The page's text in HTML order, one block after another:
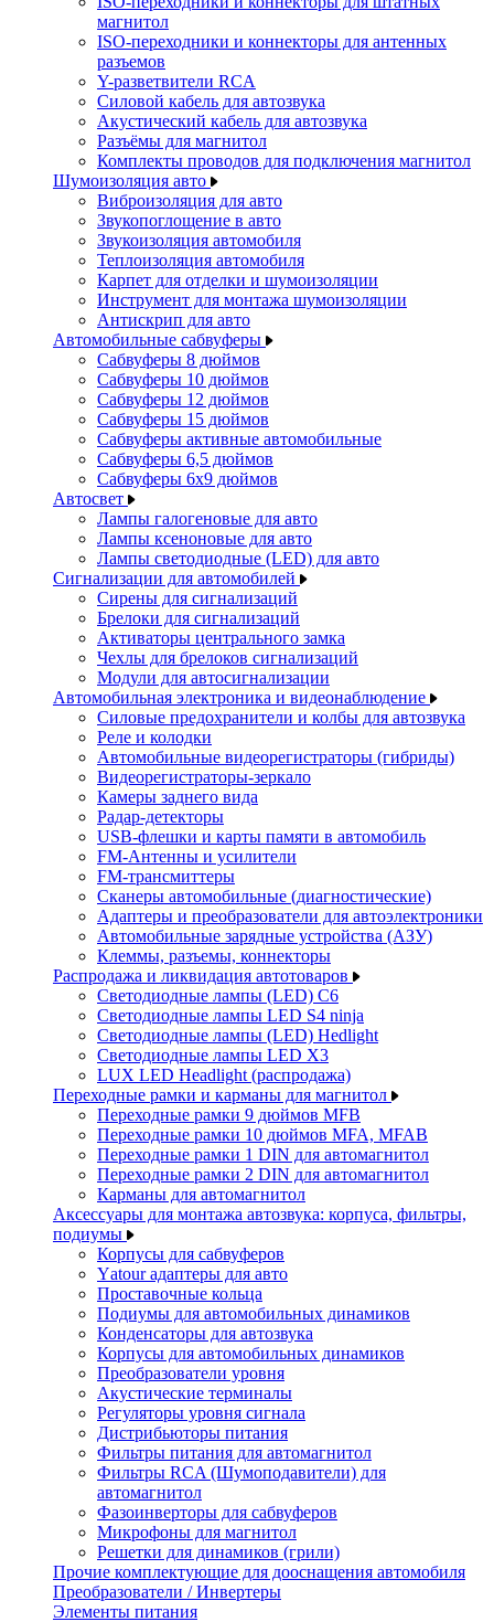
магнитол
ISO-переходники и коннекторы для антенных
разъемов
Y-разветвители RCA
Силовой кабель для автозвука
Акустический кабель для автозвука
Разъёмы для магнитол
Комплекты проводов для подключения магнитол
Шумоизоляция авто
Виброизоляция для авто
Звукопоглощение в авто
Звукоизоляция автомобиля
Теплоизоляция автомобиля
Карпет для отделки и шумоизоляции
Инструмент для монтажа шумоизоляции
Антискрип для авто
Автомобильные сабвуферы
Сабвуферы 8 дюймов
Сабвуферы 10 дюймов
Сабвуферы 12 дюймов
Сабвуферы 15 дюймов
Сабвуферы активные автомобильные
Сабвуферы 6,5 дюймов
Сабвуферы 6x9 дюймов
Автосвет
Лампы галогеновые для авто
Лампы ксеноновые для авто
Лампы светодиодные (LED) для авто
Сигнализации для автомобилей
Сирены для сигнализаций
Брелоки для сигнализаций
Активаторы центрального замка
Чехлы для брелоков сигнализаций
Модули для автосигнализации
Автомобильная электроника и видеонаблюдение
Силовые предохранители и колбы для автозвука
Реле и колодки
Автомобильные видеорегистраторы (гибриды)
Видеорегистраторы-зеркало
Камеры заднего вида
Радар-детекторы
USB-флешки и карты памяти в автомобиль
FM-Антенны и усилители
FM-трансмиттеры
Сканеры автомобильные (диагностические)
Адаптеры и преобразователи для автоэлектроники
Автомобильные зарядные устройства (АЗУ)
Клеммы, разъемы, коннекторы
Распродажа и ликвидация автотоваров
Светодиодные лампы (LED) C6
Светодиодные лампы LED S4 ninja
Светодиодные лампы (LED) Hedlight
Светодиодные лампы LED X3
LUX LED Headlight (распродажа)
Переходные рамки и карманы для магнитол
Переходные рамки 9 дюймов MFB
Переходные рамки 10 дюймов MFA, MFAB
Переходные рамки 1 DIN для автомагнитол
Переходные рамки 2 DIN для автомагнитол
Карманы для автомагнитол
Аксессуары для монтажа автозвука: корпуса, фильтры,
подиумы
Корпусы для сабвуферов
Yаtour адаптеры для авто
Проставочные кольца
Подиумы для автомобильных динамиков
Конденсаторы для автозвука
Корпусы для автомобильных динамиков
Преобразователи уровня
Акустические терминалы
Регуляторы уровня сигнала
Дистрибьюторы питания
Фильтры питания для автомагнитол
Фильтры RCA (Шумоподавители) для
автомагнитол
Фазоинверторы для сабвуферов
Микрофоны для магнитол
Решетки для динамиков (грили)
Прочие комплектующие для дооснащения автомобиля
Преобразователи / Инвертеры
Элементы питания